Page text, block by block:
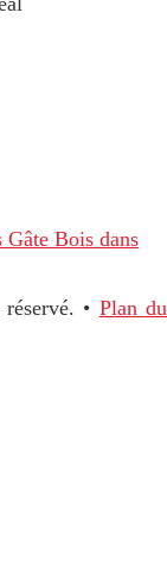
Bois dans
• Plan du